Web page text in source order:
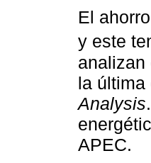
El
y este
analizan
la
Analysis
APEC.